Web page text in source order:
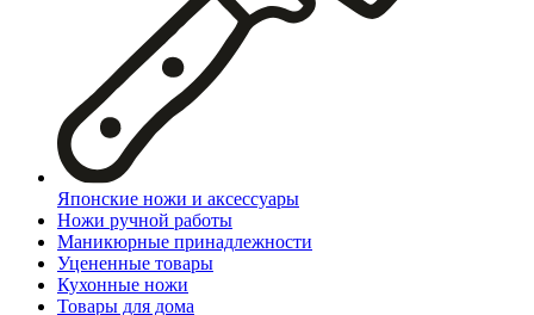
Японские ножи и аксессуары
Ножи ручной работы
Маникюрные принадлежности
Уцененные товары
Кухонные ножи
Товары для дома